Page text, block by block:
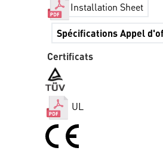
Installation Sheet
Spécifications Appel
Certificats
UL